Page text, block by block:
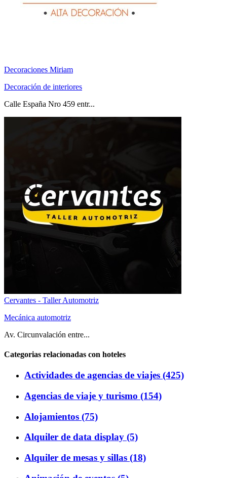
Decoraciones Miriam
Decoración de interiores
Calle España Nro 459 entr...
Cervantes - Taller Automotriz
Mecánica automotriz
Av. Circunvalación entre...
Categorias relacionadas con hoteles
Actividades de agencias de viajes (425)
Agencias de viaje y turismo (154)
Alojamientos (75)
Alquiler de data display (5)
Alquiler de mesas y sillas (18)